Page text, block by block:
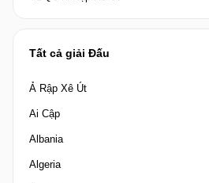
Tất cả giải Đấu
Ả Rập Xê Út
Crown Prince Cup Saudi Arabia
Division 1 Saudi Arabia
King's Cup Saudi Arabia
Ai Cập
Cúp quốc gia Ai Cập
Cúp Liên đoàn Ai Cập
Albania
1st Division Albania
Algeria